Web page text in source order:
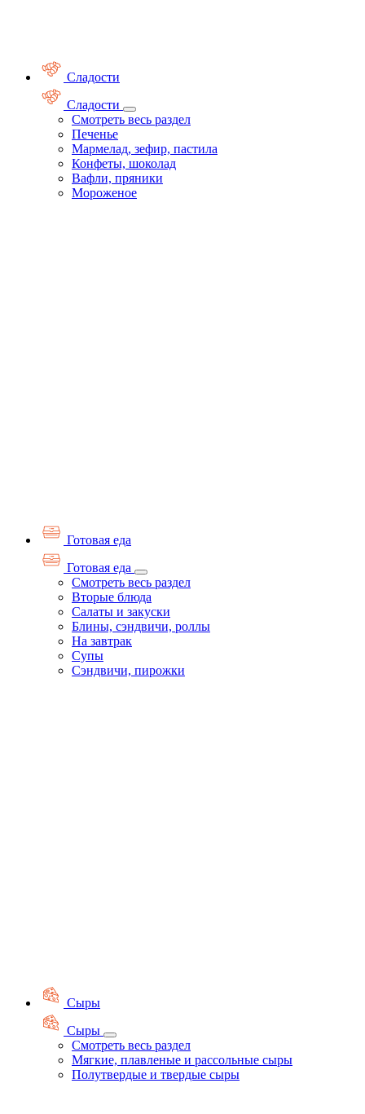
Сладости
Сладости
Смотреть весь раздел
Печенье
Мармелад, зефир, пастила
Конфеты, шоколад
Вафли, пряники
Мороженое
Готовая еда
Готовая еда
Смотреть весь раздел
Вторые блюда
Салаты и закуски
Блины, сэндвичи, роллы
На завтрак
Супы
Сэндвичи, пирожки
Сыры
Сыры
Смотреть весь раздел
Мягкие, плавленые и рассольные сыры
Полутвердые и твердые сыры